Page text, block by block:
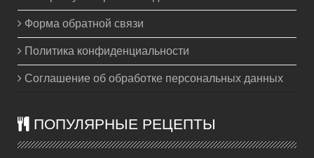
Форма обратной связи
Политика конфиденциальности
Соглашение об обработке персональных данных
ПОПУЛЯРНЫЕ РЕЦЕПТЫ